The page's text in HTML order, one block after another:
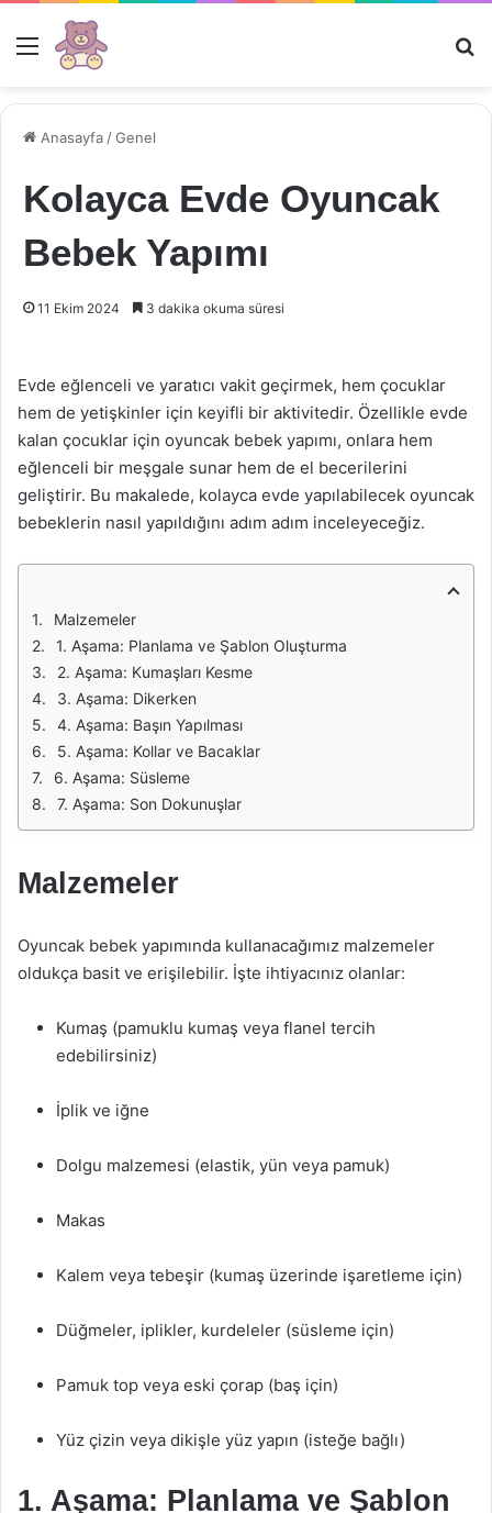
Menü
Anasayfa /Genel
Kolayca Evde Oyuncak
Bebek Yapımı
11 Ekim 2024 3 dakika okuma süresi
Evde eğlenceli ve yaratıcı vakit geçirmek, hem çocuklar
hem de yetişkinler için keyifli bir aktivitedir. Özellikle evde
kalan çocuklar için oyuncak bebek yapımı, onlara hem
eğlenceli bir meşgale sunar hem de el becerilerini
geliştirir. Bu makalede, kolayca evde yapılabilecek oyuncak
bebeklerin nasıl yapıldığını adım adım inceleyeceğiz.
Malzemeler
1. Aşama: Planlama ve Şablon Oluşturma
2. Aşama: Kumaşları Kesme
3. Aşama: Dikerken
4. Aşama: Başın Yapılması
5. Aşama: Kollar ve Bacaklar
6. Aşama: Süsleme
7. Aşama: Son Dokunuşlar
Malzemeler
Oyuncak bebek yapımında kullanacağımız malzemeler
oldukça basit ve erişilebilir. İşte ihtiyacınız olanlar:
Kumaş (pamuklu kumaş veya flanel tercih
edebilirsiniz)
İplik ve iğne
Dolgu malzemesi (elastik, yün veya pamuk)
Makas
Kalem veya tebeşir (kumaş üzerinde işaretleme için)
Düğmeler, iplikler, kurdeleler (süsleme için)
Pamuk top veya eski çorap (baş için)
Yüz çizin veya dikişle yüz yapın (isteğe bağlı)
1. Aşama: Planlama ve Şablon